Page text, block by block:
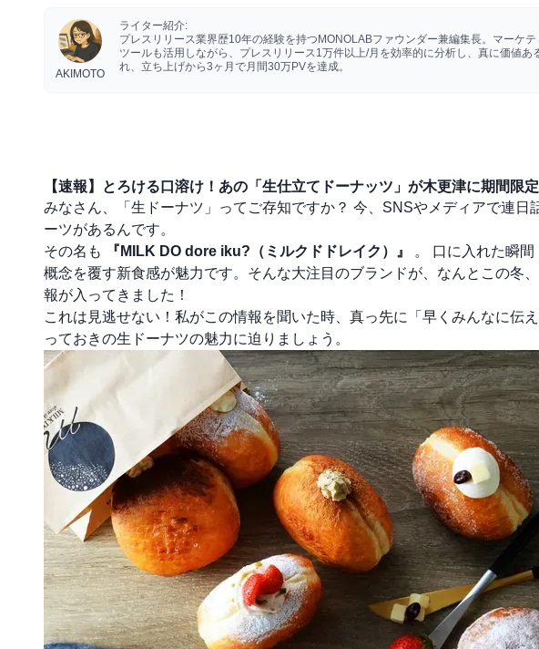
AKIMOTO
ライター紹介:
プレスリリース業界歴10年の経験を持つMONOLABファウンダー兼編集長。マーケ
ツールも活用しながら、プレスリリース1万件以上/月を効率的に分析し、真に価値
れ、立ち上げから3ヶ月で月間30万PVを達成。
【速報】とろける口溶け！あの「生仕立てドーナッツ」が木更津に期間限定
みなさん、「生ドーナツ」ってご存知ですか？ 今、SNSやメディアで連
ーツがあるんです。
その名も
『MILK DO dore iku?（ミルクドドレイク）』
。 口に入れた瞬
概念を覆す新食感が魅力です。そんな大注目のブランドが、なんとこの冬、
報が入ってきました！
これは見逃せない！私がこの情報を聞いた時、真っ先に「早くみんなに伝
っておきの生ドーナツの魅力に迫りましょう。